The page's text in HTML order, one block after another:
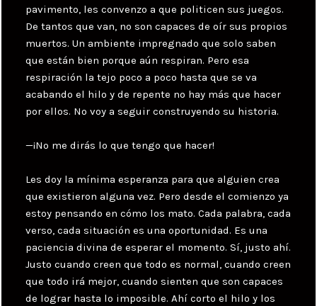
pavimento, les convenzo a que politicen sus juegos.
De tantos que van, no son capaces de oír sus propios
muertos. Un ambiente impregnado que solo saben
que están bien porque aún respiran. Pero esa
respiración la tejo poco a poco hasta que se va
acabando el hilo y de repente no hay más que hacer
por ellos. No voy a seguir construyendo su historia.
—¡No me dirás lo que tengo que hacer!
Les doy la mínima esperanza para que alguien crea
que existieron alguna vez. Pero desde el comienzo ya
estoy pensando en cómo los mato. Cada palabra, cada
verso, cada situación es una oportunidad. Es una
paciencia divina de esperar el momento. Sí, justo ahí.
Justo cuando creen que todo es normal, cuando creen
que todo irá mejor, cuando sienten que son capaces
de lograr hasta lo imposible. Ahí corto el hilo y los